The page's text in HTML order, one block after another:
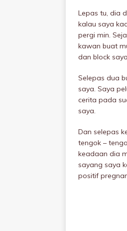
Lepas tu, dia
kalau saya
pergi min.
kawan buat
dan block
Selepas dua
saya. Saya
cerita pada
saya.
Dan selepas
tengok –
keadaan dia
sayang saya
positif